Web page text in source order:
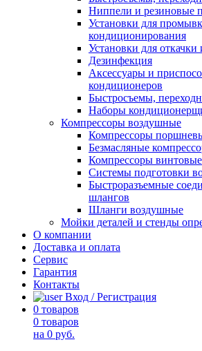
Ниппели и резиновые
Установки для
кондиционирования
Установки для откачки
Дезинфекция
Аксессуары и
кондиционеров
Быстросъемы,
Наборы
Компрессоры воздушные
Компрессоры
Безмасляные
Компрессоры винтовые
Системы подготовки
Быстроразъемные
шлангов
Шланги воздушные
Мойки деталей и стенды
О компании
Доставка и оплата
Сервис
Гарантия
Контакты
Вход / Регистрация
0 товаров
0 товаров
на 0 руб.